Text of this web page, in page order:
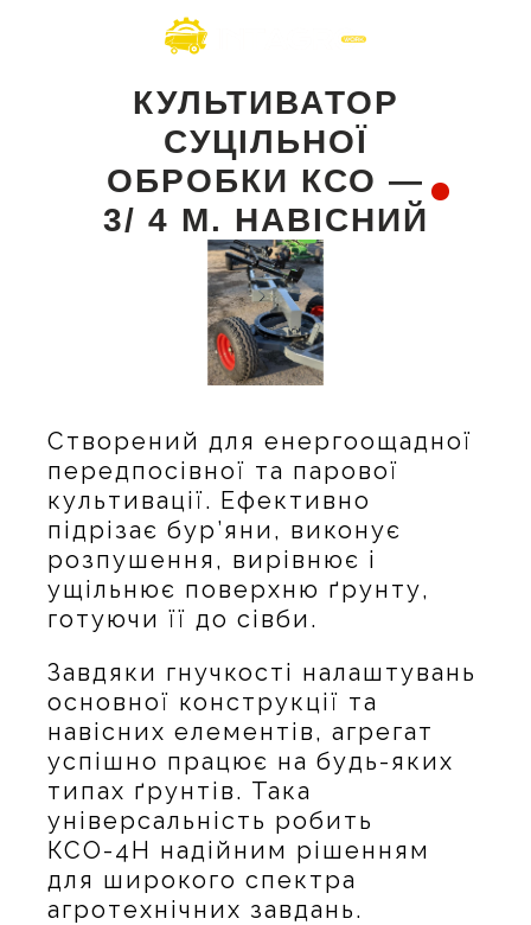
КУЛЬТИВАТОР
СУЦІЛЬНОЇ
ОБРОБКИ КСО —
3/ 4 М. НАВІСНИЙ
Cтворений для енергоощадної
передпосівної та парової
культивації. Ефективно
підрізає бур’яни, виконує
розпушення, вирівнює і
ущільнює поверхню ґрунту,
готуючи її до сівби.
Завдяки гнучкості налаштувань
основної конструкції та
навісних елементів, агрегат
успішно працює на будь-яких
типах ґрунтів. Така
універсальність робить
КСО-4Н надійним рішенням
для широкого спектра
агротехнічних завдань.